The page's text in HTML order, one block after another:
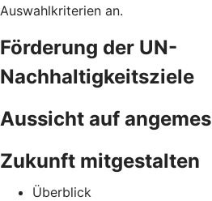
Auswahlkriterien an.
Förderung der UN-
Nachhaltigkeitsziele
Aussicht auf
Zukunft mitgestalten
Überblick